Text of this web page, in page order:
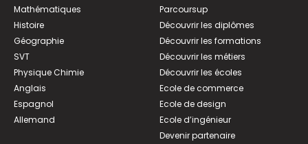
Mathématiques
Histoire
Géographie
SVT
Physique Chimie
Anglais
Espagnol
Allemand
Parcoursup
Découvrir les diplômes
Découvrir les formations
Découvrir les métiers
Découvrir les écoles
Ecole de commerce
Ecole de design
Ecole d’ingénieur
Devenir partenaire